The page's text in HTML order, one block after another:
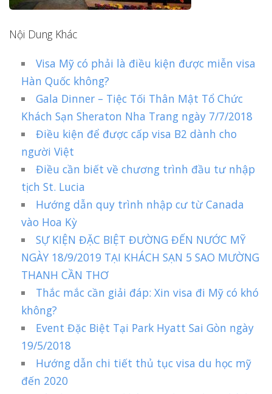
Nội Dung Khác
Visa Mỹ có phải là điều kiện được miễn visa
Hàn Quốc không?
Gala Dinner – Tiệc Tối Thân Mật Tổ Chức
Khách Sạn Sheraton Nha Trang ngày 7/7/2018
Điều kiện để được cấp visa B2 dành cho
người Việt
Điều cần biết về chương trình đầu tư nhập
tịch St. Lucia
Hướng dẫn quy trình nhập cư từ Canada
vào Hoa Kỳ
SỰ KIỆN ĐẶC BIỆT ĐƯỜNG ĐẾN NƯỚC MỸ
NGÀY 18/9/2019 TẠI KHÁCH SẠN 5 SAO MƯỜNG
THANH CẦN THƠ
Thắc mắc cần giải đáp: Xin visa đi Mỹ có khó
không?
Event Đặc Biệt Tại Park Hyatt Sai Gòn ngày
19/5/2018
Hướng dẫn chi tiết thủ tục visa du học mỹ
đến 2020